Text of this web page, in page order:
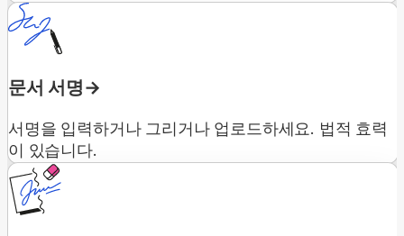
문서 서명
서명을 입력하거나 그리거나 업로드하세요. 법적 효력
이 있습니다.